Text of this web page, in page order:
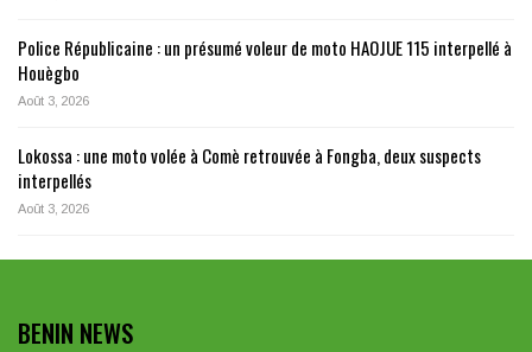
Police Républicaine : un présumé voleur de moto HAOJUE 115 interpellé à
Houègbo
Août 3, 2026
Lokossa : une moto volée à Comè retrouvée à Fongba, deux suspects
interpellés
Août 3, 2026
BENIN NEWS